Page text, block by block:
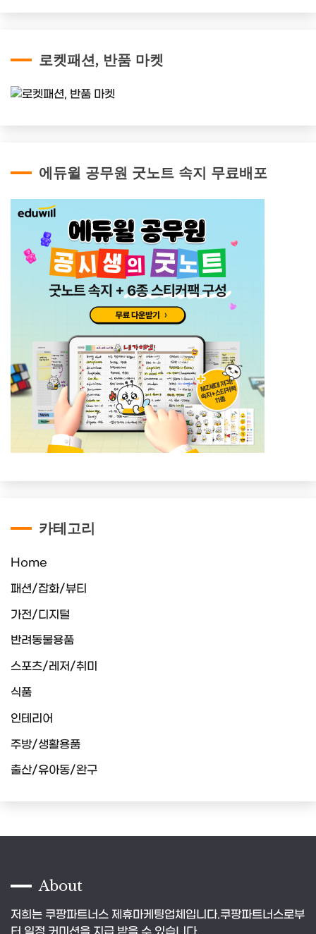
로켓패션, 반품 마켓
에듀윌 공무원 굿노트 속지 무료배포
카테고리
Home
패션/잡화/뷰티
가전/디지털
반려동물용품
스포츠/레저/취미
식품
인테리어
주방/생활용품
출산/유아동/완구
About
저희는 쿠팡파트너스 제휴마케팅업체입니다.쿠팡파트너스로부